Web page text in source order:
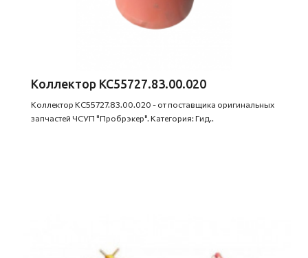
Коллектор КС55727.83.00.020
Коллектор КС55727.83.00.020 - от поставщика оригинальных
запчастей ЧСУП "Пробрэкер". Категория: Гид..